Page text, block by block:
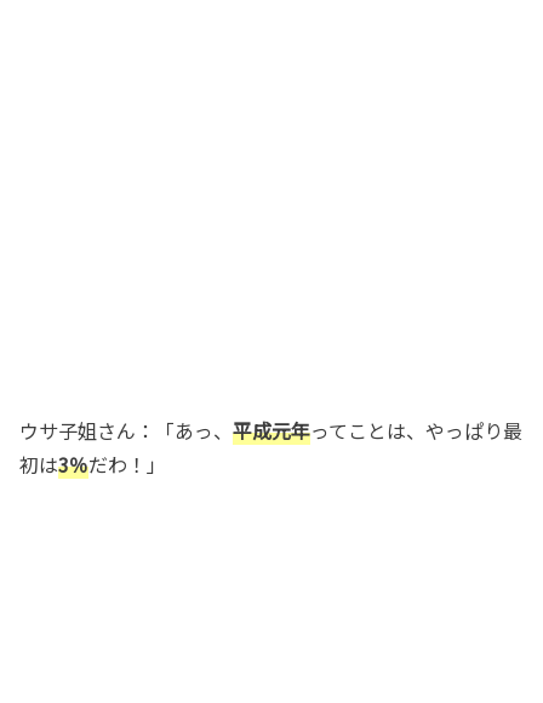
ウサ子姐さん：「あっ、 平成元年ってことは、やっぱり最
初は3％だわ！」